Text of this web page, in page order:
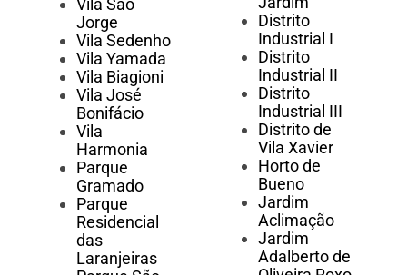
Vila São
Jorge
Vila Sedenho
Vila Yamada
Vila Biagioni
Vila José
Bonifácio
Vila
Harmonia
Parque
Gramado
Parque
Residencial
das
Laranjeiras
Distrito
Industrial I
Distrito
Industrial II
Distrito
Industrial III
Distrito de
Vila Xavier
Horto de
Bueno
Jardim
Aclimação
Jardim
Adalberto de